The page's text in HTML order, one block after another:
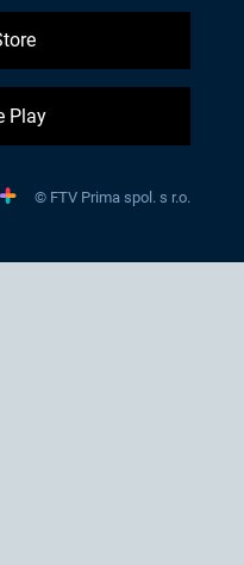
Play
© FTV Prima spol. s r.o.